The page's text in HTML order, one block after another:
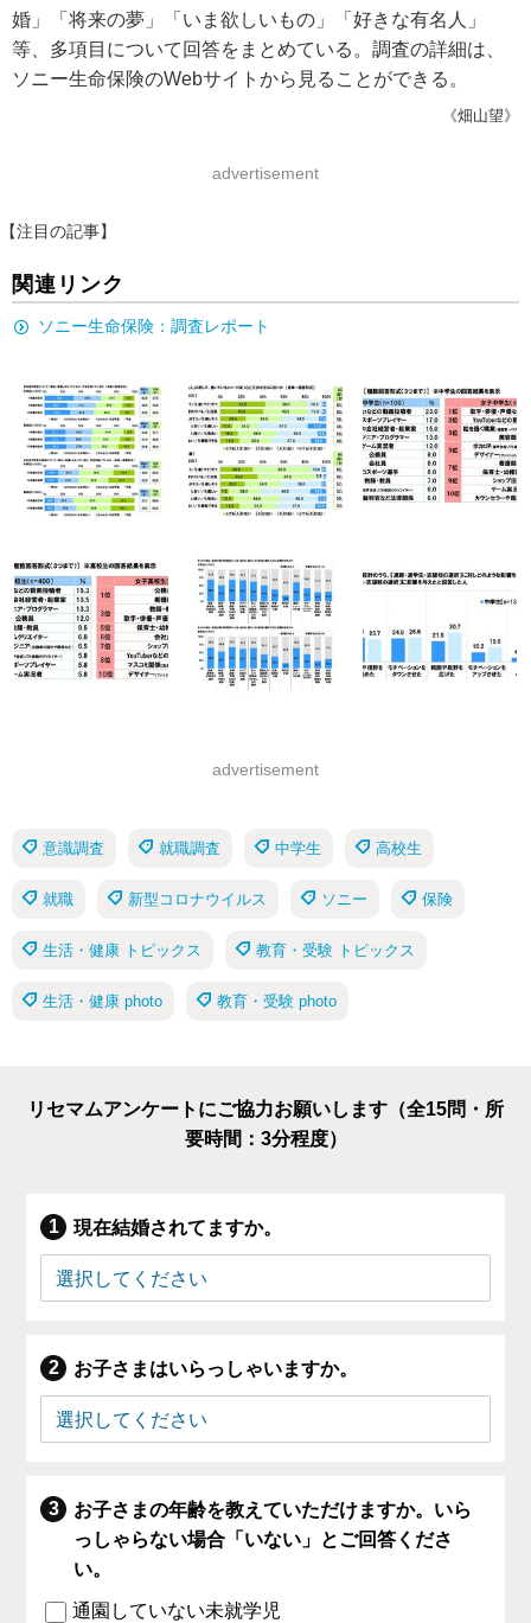
婚」「将来の夢」「いま欲しいもの」「好きな有名人」
等、多項目について回答をまとめている。調査の詳細は、
ソニー生命保険のWebサイトから見ることができる。
《畑山望》
advertisement
【注目の記事】
関連リンク
ソニー生命保険：調査レポート
advertisement
意識調査 就職調査 中学生 高校生
就職 新型コロナウイルス ソニー 保険
生活・健康 トピックス 教育・受験 トピックス
生活・健康 photo 教育・受験 photo
リセマムアンケートにご協力お願いします（全15問・所
要時間：3分程度）
現在結婚されてますか。
お子さまはいらっしゃいますか。
お子さまの年齢を教えていただけますか。いら
っしゃらない場合「いない」とご回答くださ
い。
通園していない未就学児